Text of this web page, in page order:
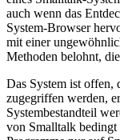
auch wenn das
System-Browser
mit einer
Methoden belohnt,
Das System ist offen,
zugegriffen werden,
Systembestandteil
von Smalltalk bedingt